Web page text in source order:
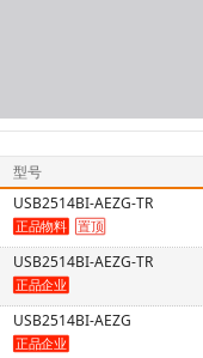
型号
USB2514BI-AEZG-TR
USB2514BI-AEZG-TR
USB2514BI-AEZG